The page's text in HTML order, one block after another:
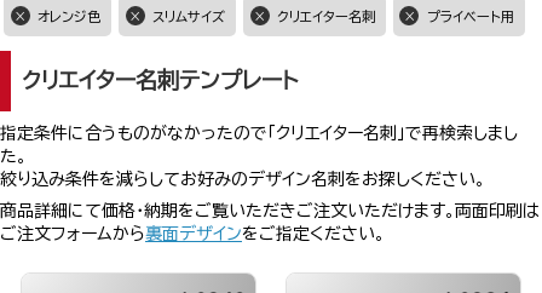
オレンジ色 スリムサイズ クリエイター名刺 プライベート用
クリエイター名刺テンプレート
指定条件に合うものがなかったので「クリエイター名刺」で再検索しまし
た。
絞り込み条件を減らしてお好みのデザイン名刺をお探しください。
商品詳細にて価格・納期をご覧いただきご注文いただけます。両面印刷は
ご注文フォームから裏面デザインをご指定ください。